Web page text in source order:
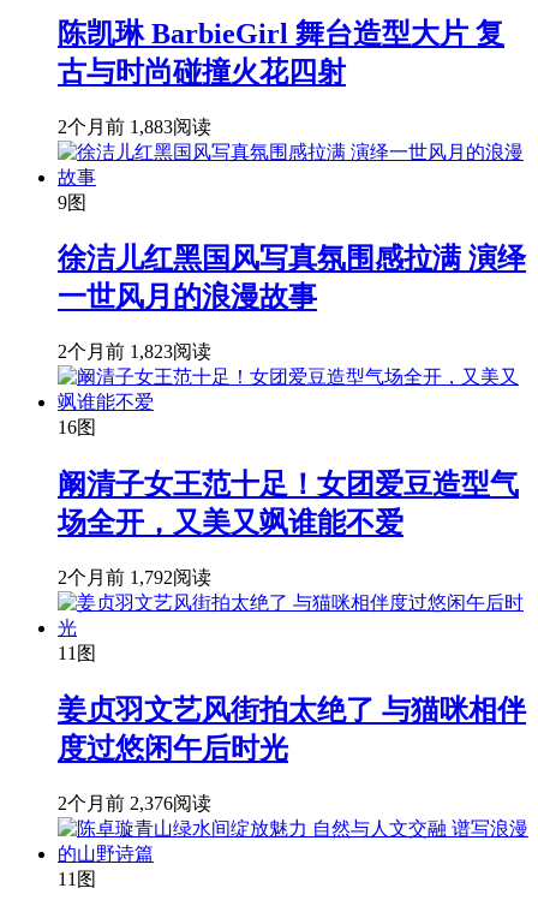
陈凯琳 BarbieGirl 舞台造型大片 复
古与时尚碰撞火花四射
2个月前 1,883阅读
9图
徐洁儿红黑国风写真氛围感拉满 演绎
一世风月的浪漫故事
2个月前 1,823阅读
16图
阚清子女王范十足！女团爱豆造型气
场全开，又美又飒谁能不爱
2个月前 1,792阅读
11图
姜贞羽文艺风街拍太绝了 与猫咪相伴
度过悠闲午后时光
2个月前 2,376阅读
11图